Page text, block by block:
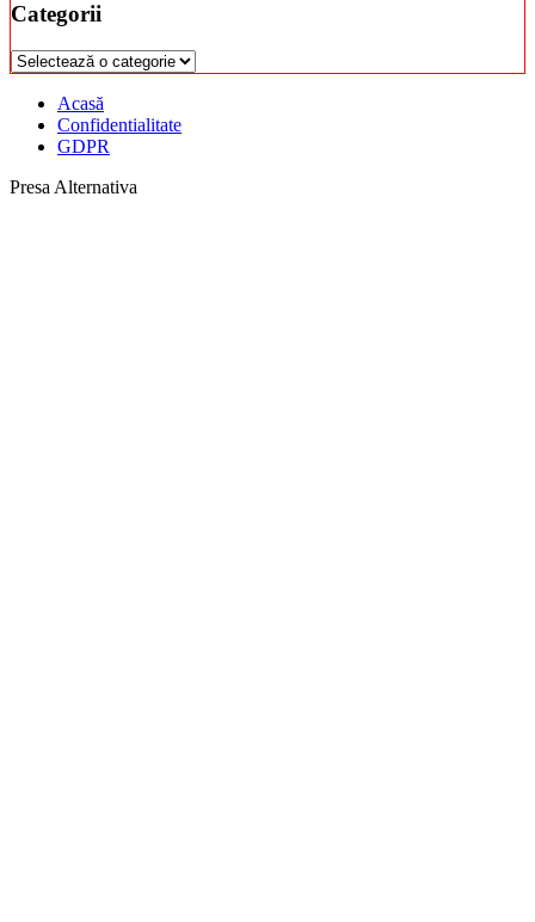
Categorii
Categorii
Acasă
Confidentialitate
GDPR
Presa Alternativa